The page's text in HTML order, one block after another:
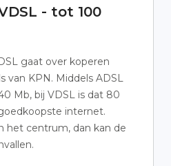
- tot 100
gaat over koperen
van KPN. Middels ADSL
Mb, bij VDSL is dat 80
internet.
het centrum, dan kan de